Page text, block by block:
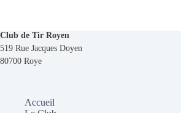
Club de Tir Royen
519 Rue Jacques Doyen
80700 Roye
Accueil